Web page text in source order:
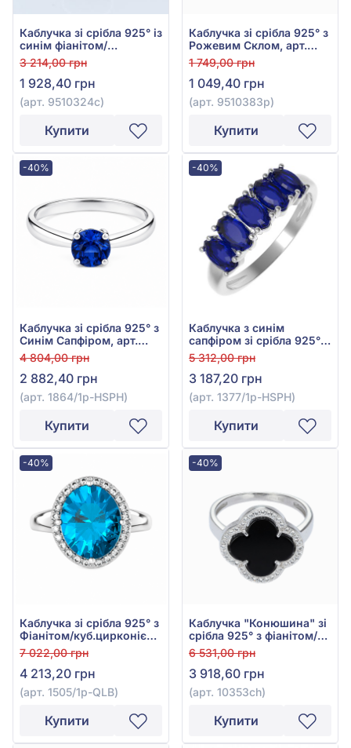
Каблучка зі срібла 925° із
синім фіанітом/
куб.цирконієм, арт.
9510324с
3 214,00 грн
1 928,40 грн
(арт. 9510324с)
Купити
Каблучка зі срібла 925° з
Рожевим Склом, арт.
9510383р
1 749,00 грн
1 049,40 грн
(арт. 9510383р)
Купити
-40%
Каблучка зі срібла 925° з
Синім Сапфіром, арт.
1864/1р-HSPH
4 804,00 грн
2 882,40 грн
(арт. 1864/1р-HSPH)
Купити
-40%
Каблучка з синім
сапфіром зі срібла 925°,
арт. 1377/1р-HSPH
5 312,00 грн
3 187,20 грн
(арт. 1377/1р-HSPH)
Купити
-40%
Каблучка зі срібла 925° з
Фіанітом/куб.цирконієм
та Блакитним Кварцом,
арт. 1505/1р-QLB
7 022,00 грн
4 213,20 грн
(арт. 1505/1р-QLB)
Купити
-40%
Каблучка "Конюшина" зі
срібла 925° з фіанітом/
куб.цирконієм та чорним
ониксом, арт. 10353ch
6 531,00 грн
3 918,60 грн
(арт. 10353ch)
Купити